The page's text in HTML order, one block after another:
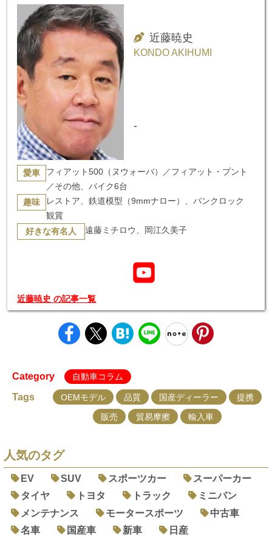
近藤暁史
KONDO AKIHUMI
-
愛車
フィアット500（ヌウォーバ）／フィアット・プント
／その他、バイク6台
趣味
レストア、鉄道模型（9mmナロー）、パンクロック
観賞
好きな有名人 遠藤ミチロウ、岡江久美子
近藤暁史 の記事一覧
Category 自動車コラム
Tags OEMモデル 品質 国産ディーラー
提携
販売
貿易摩擦 輸入車
人気のタグ
EV SUV スポーツカー
スーパーカー
タイヤ
トヨタ トラック
ミニバン
メンテナンス
モータースポーツ
中古車
名車
国産車 新車
日産